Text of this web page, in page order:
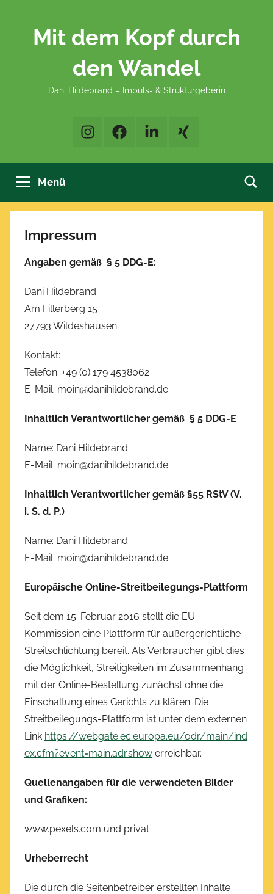
Mit dem Kopf durch
den Wandel
Dani Hildebrand – Impuls- & Strukturgeberin
InstagramFacebookLinkedInXING
Menü
Impressum
Angaben gemäß § 5 DDG-E:
Dani Hildebrand
Am Fillerberg 15
27793 Wildeshausen
Kontakt:
Telefon: +49 (0) 179 4538062
E-Mail: moin@danihildebrand.de
Inhaltlich Verantwortlicher gemäß § 5 DDG-E
Name: Dani Hildebrand
E-Mail: moin@danihildebrand.de
Inhaltlich Verantwortlicher gemäß §55 RStV (V.
i. S. d. P.)
Name: Dani Hildebrand
E-Mail: moin@danihildebrand.de
Europäische Online-Streitbeilegungs-Plattform
Seit dem 15. Februar 2016 stellt die EU-
Kommission eine Plattform für außergerichtliche
Streitschlichtung bereit. Als Verbraucher gibt dies
die Möglichkeit, Streitigkeiten im Zusammenhang
mit der Online-Bestellung zunächst ohne die
Einschaltung eines Gerichts zu klären. Die
Streitbeilegungs-Plattform ist unter dem externen
Link https://webgate.ec.europa.eu/odr/main/ind
ex.cfm?event=main.adr.show erreichbar.
Quellenangaben für die verwendeten Bilder
und Grafiken:
www.pexels.com und privat
Urheberrecht
Die durch die Seitenbetreiber erstellten Inhalte